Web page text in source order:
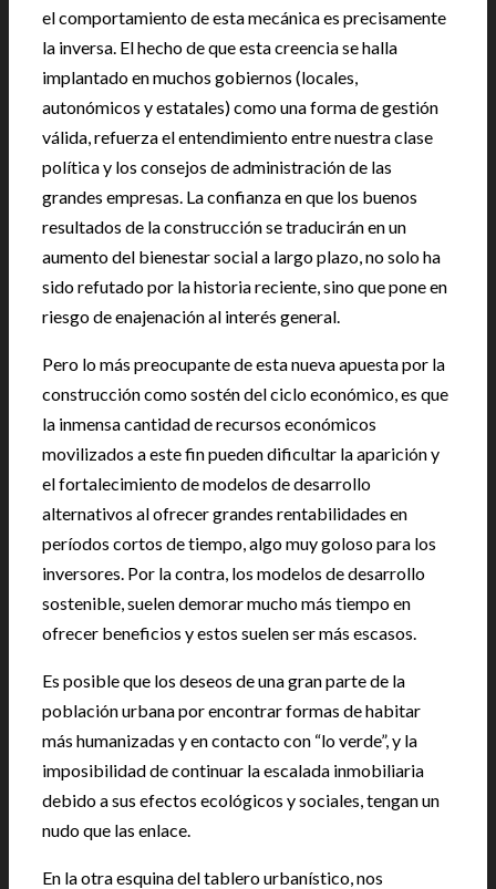
el comportamiento de esta mecánica es precisamente
la inversa. El hecho de que esta creencia se halla
implantado en muchos gobiernos (locales,
autonómicos y estatales) como una forma de gestión
válida, refuerza el entendimiento entre nuestra clase
política y los consejos de administración de las
grandes empresas. La confianza en que los buenos
resultados de la construcción se traducirán en un
aumento del bienestar social a largo plazo, no solo ha
sido refutado por la historia reciente, sino que pone en
riesgo de enajenación al interés general.
Pero lo más preocupante de esta nueva apuesta por la
construcción como sostén del ciclo económico, es que
la inmensa cantidad de recursos económicos
movilizados a este fin pueden dificultar la aparición y
el fortalecimiento de modelos de desarrollo
alternativos al ofrecer grandes rentabilidades en
períodos cortos de tiempo, algo muy goloso para los
inversores. Por la contra, los modelos de desarrollo
sostenible, suelen demorar mucho más tiempo en
ofrecer beneficios y estos suelen ser más escasos.
Es posible que los deseos de una gran parte de la
población urbana por encontrar formas de habitar
más humanizadas y en contacto con “lo verde”, y la
imposibilidad de continuar la escalada inmobiliaria
debido a sus efectos ecológicos y sociales, tengan un
nudo que las enlace.
En la otra esquina del tablero urbanístico, nos